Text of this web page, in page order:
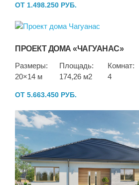
ОТ 1.498.250 РУБ.
ПРОЕКТ ДОМА «ЧАГУАНАС»
Размеры:
20×14 м
Площадь:
174,26 м2
Комнат:
4
ОТ 5.663.450 РУБ.